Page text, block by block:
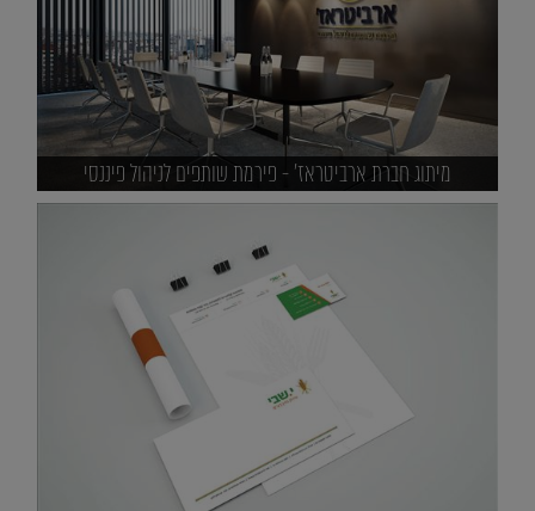
מיתוג חברת ארביטראז' - פירמת שותפים לניהול פיננסי